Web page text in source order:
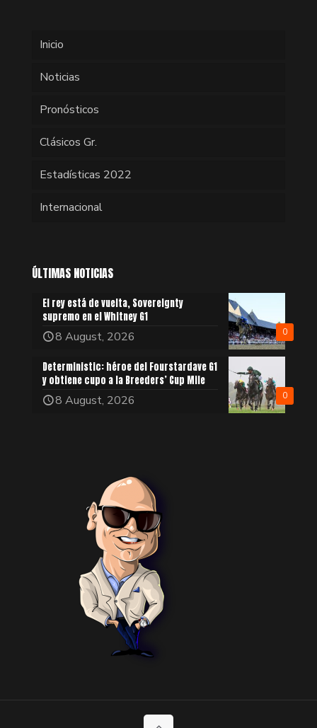
Inicio
Noticias
Pronósticos
Clásicos Gr.
Estadísticas 2022
Internacional
ÚLTIMAS NOTICIAS
0
El rey está de vuelta, Sovereignty
supremo en el Whitney G1
8 August, 2026
0
Deterministic: héroe del Fourstardave G1
y obtiene cupo a la Breeders’ Cup Mile
8 August, 2026